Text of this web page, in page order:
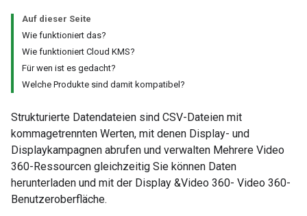
Auf dieser Seite
Wie funktioniert das?
Wie funktioniert Cloud KMS?
Für wen ist es gedacht?
Welche Produkte sind damit kompatibel?
Strukturierte Datendateien sind CSV-Dateien mit
kommagetrennten Werten, mit denen Display- und
Displaykampagnen abrufen und verwalten Mehrere Video
360-Ressourcen gleichzeitig Sie können Daten
herunterladen und mit der Display &Video 360- Video 360-
Benutzeroberfläche.